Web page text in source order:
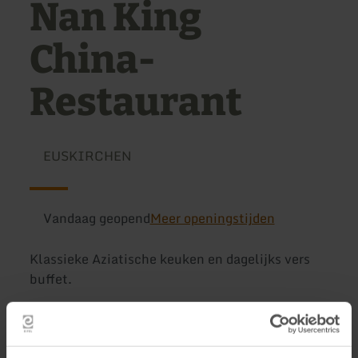
Nan King
China-
Restaurant
EUSKIRCHEN
Vandaag geopendMeer openingstijden
Klassieke Aziatische keuken en dagelijks vers
buffet.